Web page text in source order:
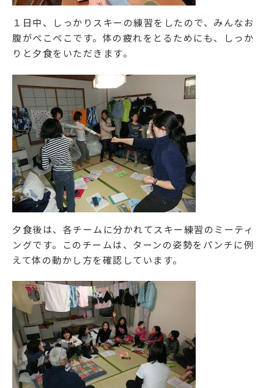
１日中、しっかりスキーの練習をしたので、みんなお
腹がぺこぺこです。体の疲れをとるためにも、しっか
りと夕食をいただきます。
夕食後は、各チームに分かれてスキー練習のミーティ
ングです。このチームは、ターンの姿勢をパンチに例
えて体の動かし方を確認しています。